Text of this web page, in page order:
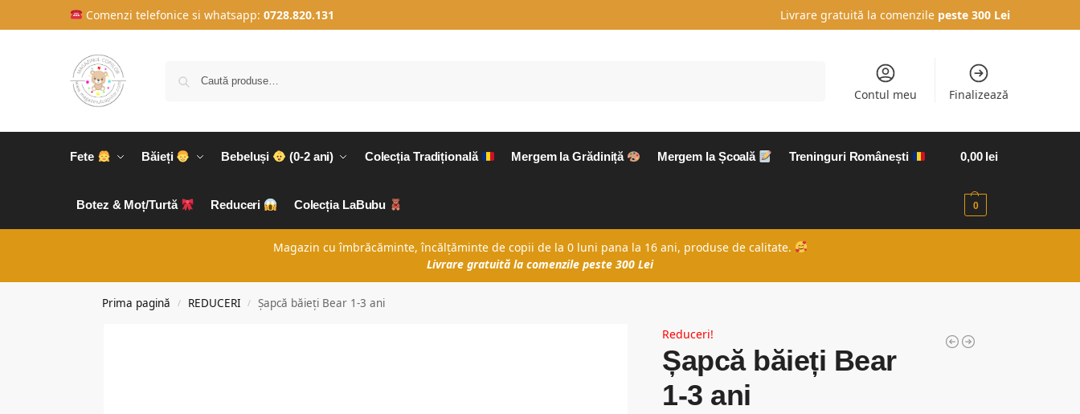
Comenzi telefonice si whatsapp: 0728.820.131 Livrare gratuită la comenzile peste 300 Lei
Contul meu Finalizează
Fete Băieți Bebeluși (0-2 ani) Colecția Tradițională Mergem la Grădiniță Mergem la Școală Treninguri Românești
Botez & Moț/Turtă Reduceri Colecția LaBubu
0,00 lei
0
Magazin cu îmbrăcăminte, încălțăminte de copii de la 0 luni pana la 16 ani, produse de calitate.
Livrare gratuită la comenzile peste 300 Lei
Prima pagină / REDUCERI / Șapcă băieți Bear 1-3 ani
Reduceri!
Șapcă băieți Bear
1-3 ani